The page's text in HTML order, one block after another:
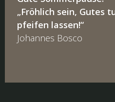
„Fröhlich sein, Gutes
pfeifen lassen!“
Johannes Bosco